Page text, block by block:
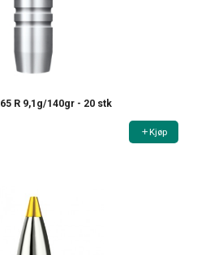
R 9,1g/140gr - 20 stk
Kjøp